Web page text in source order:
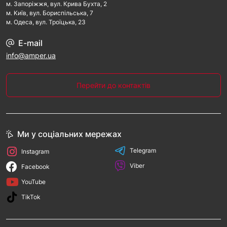
м. Запорiжжя, вул. Крива Бухта, 2
м. Kиїв, вул. Бориспільська, 7
м. Одеса, вул. Троїцька, 23
E-mail
info@amper.ua
Перейти до контактів
Ми у соціальних мережах
Instagram
Facebook
YouTube
TikTok
Telegram
Viber